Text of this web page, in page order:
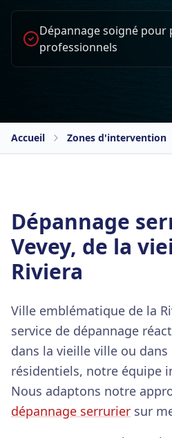
Dépannage soigné pour
professionnels
Accueil Zones d'intervention
Dépannage
Vevey, de la
Riviera
Ville emblématique de la
service de dépannage
dans la vieille ville ou
résidentiels, notre équipe
Nous adaptons notre
dépannage serrurier sur